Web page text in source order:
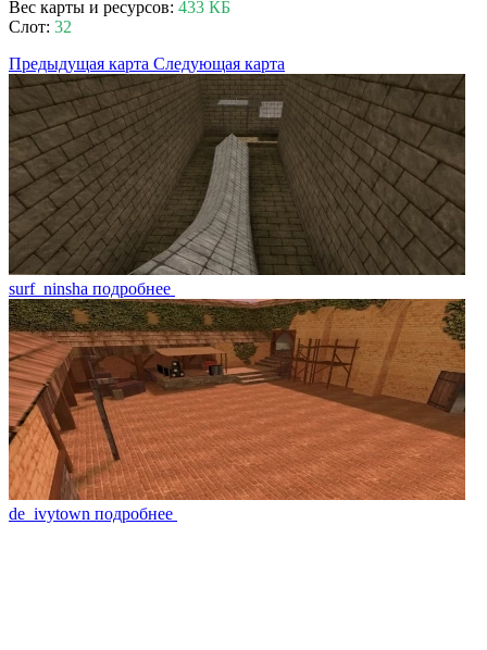
Вес карты и ресурсов: 433 КБ
Слот: 32
Предыдущая карта Следующая карта
surf_ninsha подробнее
de_ivytown подробнее